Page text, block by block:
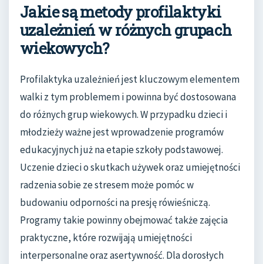
Jakie są metody profilaktyki
uzależnień w różnych grupach
wiekowych?
Profilaktyka uzależnień jest kluczowym elementem
walki z tym problemem i powinna być dostosowana
do różnych grup wiekowych. W przypadku dzieci i
młodzieży ważne jest wprowadzenie programów
edukacyjnych już na etapie szkoły podstawowej.
Uczenie dzieci o skutkach używek oraz umiejętności
radzenia sobie ze stresem może pomóc w
budowaniu odporności na presję rówieśniczą.
Programy takie powinny obejmować także zajęcia
praktyczne, które rozwijają umiejętności
interpersonalne oraz asertywność. Dla dorosłych